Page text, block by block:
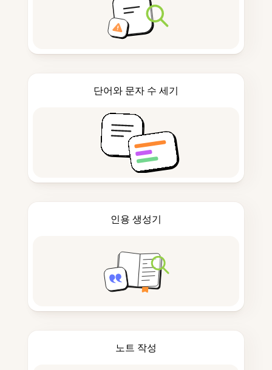
단어와 문자 수 세기
인용 생성기
노트 작성